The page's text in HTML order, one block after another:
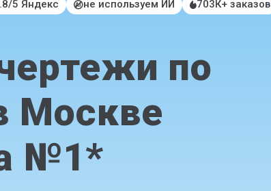
5 Яндекс не используем ИИ 703К+ заказов
по
Москве
№1*